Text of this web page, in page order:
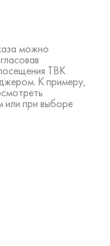
можно
ТВК
К примеру,
или при выборе